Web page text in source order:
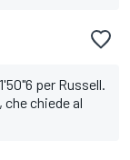
per Russell.
chiede al